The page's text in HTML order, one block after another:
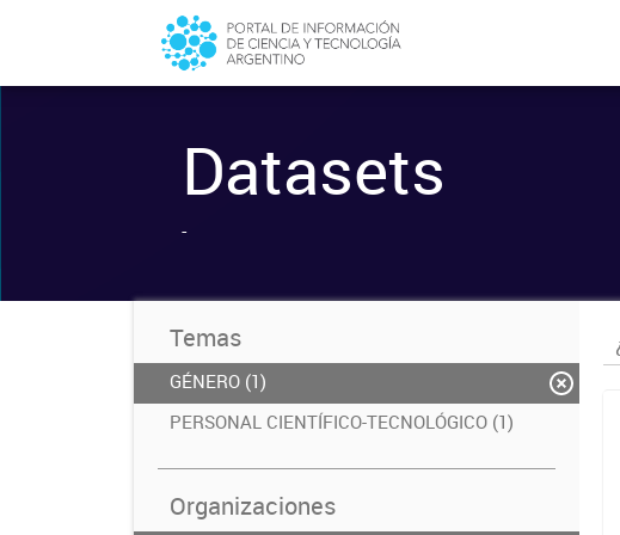
Datasets
-
Temas
GÉNERO (1)
PERSONAL CIENTÍFICO-TECNOLÓGICO (1)
Organizaciones